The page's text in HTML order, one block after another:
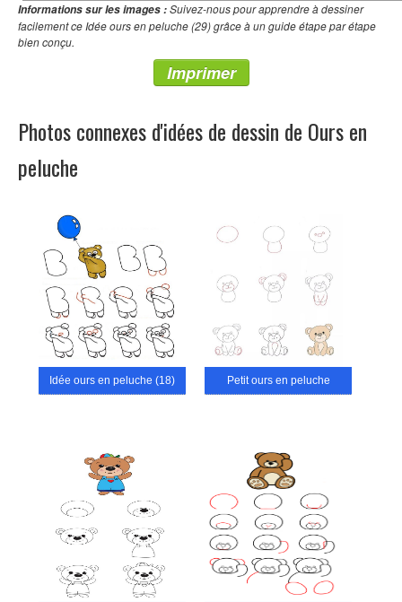
Informations sur les images :Suivez-nous pour apprendre à dessiner
facilement ce Idée ours en peluche (29) grâce à un guide étape par étape
bien conçu.
Imprimer
Photos connexes d'idées de dessin de Ours en
peluche
Idée ours en peluche (18) Petit ours en peluche